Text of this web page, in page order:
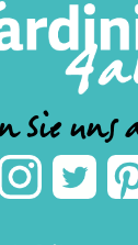
Sie uns